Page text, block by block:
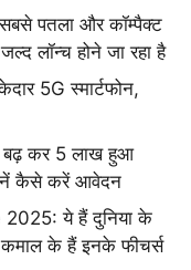
पतला और कॉम्पैक्ट
लॉन्च होने जा रहा है
5G स्मार्टफोन,
कर 5 लाख हुआ
कैसे करें आवेदन
ये हैं दुनिया के
कमाल के हैं इनके फीचर्स